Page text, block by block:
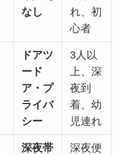
なし
れ、初
心者
ドアツ
ード
ア・プ
ライバ
シー
3人以
上、深
夜到
着、幼
児連れ
深夜帯
深夜便